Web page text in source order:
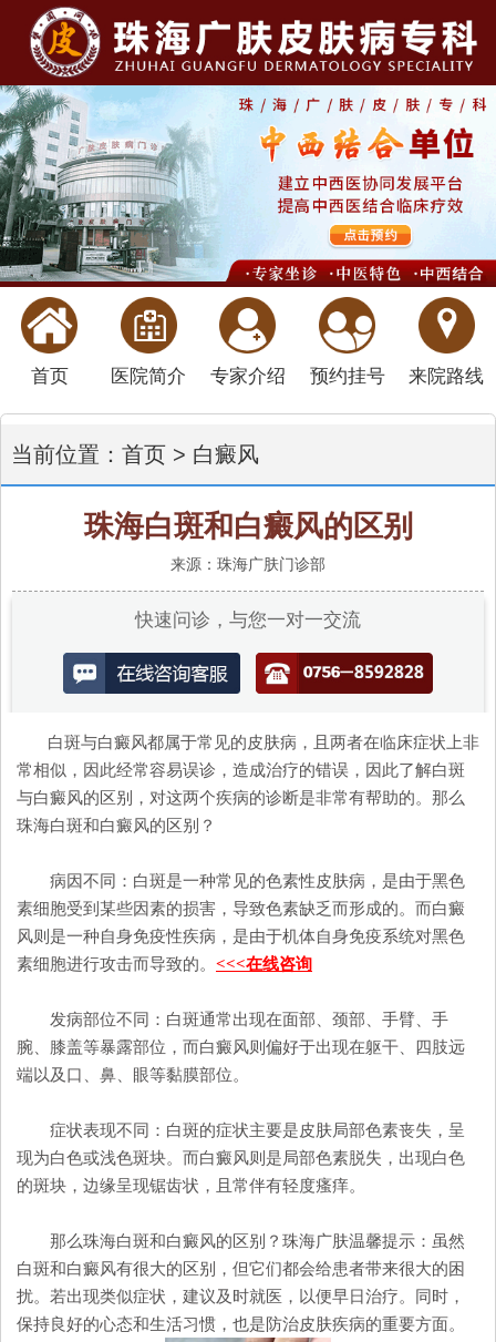
首页 医院简介 专家介绍 预约挂号 来院路线
当前位置： 首页> 白癜风
珠海白斑和白癜风的区别
来源：珠海广肤门诊部
快速问诊，与您一对一交流
白斑与白癜风都属于常见的皮肤病，且两者在临床症状上非
常相似，因此经常容易误诊，造成治疗的错误，因此了解白斑
与白癜风的区别，对这两个疾病的诊断是非常有帮助的。那么
珠海白斑和白癜风的区别？
病因不同：白斑是一种常见的色素性皮肤病，是由于黑色
素细胞受到某些因素的损害，导致色素缺乏而形成的。而白癜
风则是一种自身免疫性疾病，是由于机体自身免疫系统对黑色
素细胞进行攻击而导致的。 <<<在线咨询
发病部位不同：白斑通常出现在面部、颈部、手臂、手
腕、膝盖等暴露部位，而白癜风则偏好于出现在躯干、四肢远
端以及口、鼻、眼等黏膜部位。
症状表现不同：白斑的症状主要是皮肤局部色素丧失，呈
现为白色或浅色斑块。而白癜风则是局部色素脱失，出现白色
的斑块，边缘呈现锯齿状，且常伴有轻度瘙痒。
那么珠海白斑和白癜风的区别？珠海广肤温馨提示：虽然
白斑和白癜风有很大的区别，但它们都会给患者带来很大的困
扰。若出现类似症状，建议及时就医，以便早日治疗。同时，
保持良好的心态和生活习惯，也是防治皮肤疾病的重要方面。